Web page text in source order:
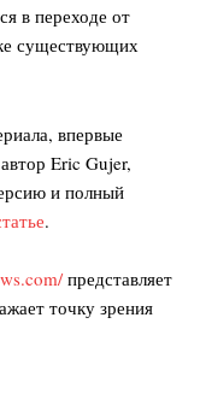
в переходе от
существующих
впервые
Eric Gujer,
и полный
.
представляет
точку зрения